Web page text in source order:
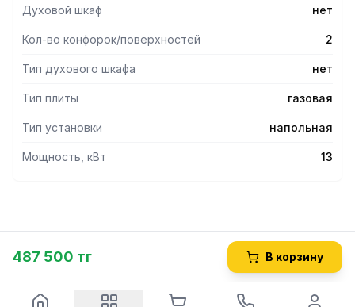
- Безопасность эксплуатации плиты обеспечивает
Духовой шкаф нет
Кол-во конфорок/поверхностей 2
Тип духового шкафа нет
Тип плиты газовая
Тип установки напольная
Мощность, кВт 13
487 500 тг В корзину